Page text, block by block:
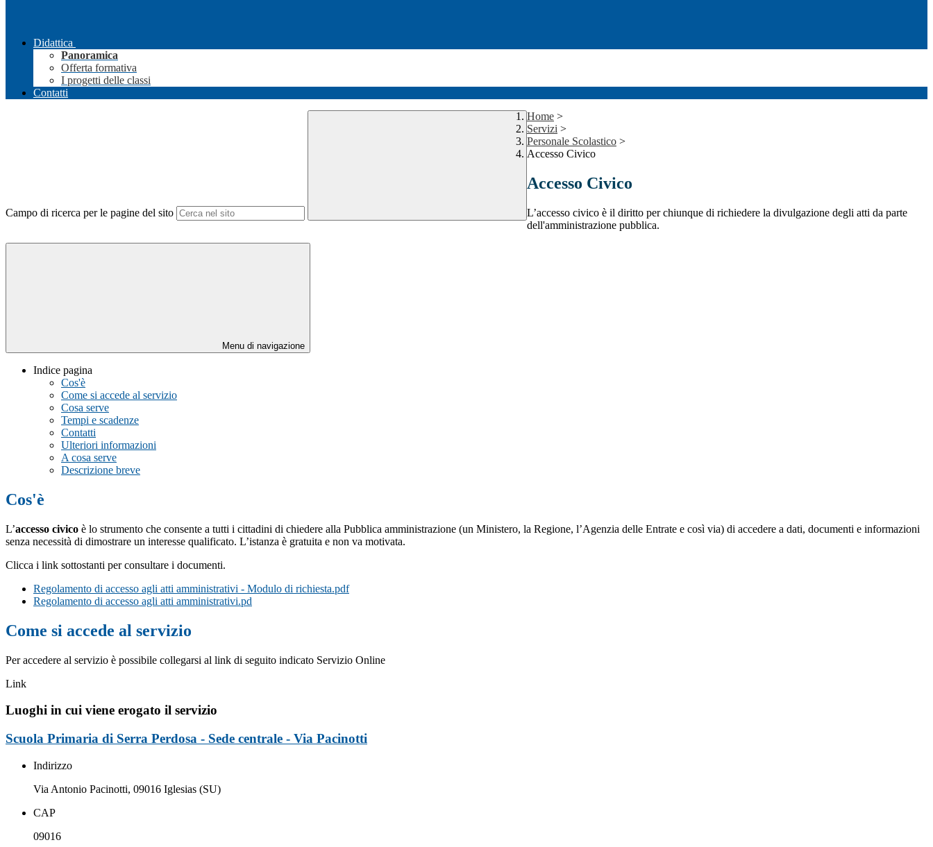
Didattica
Panoramica
Offerta formativa
I progetti delle classi
Contatti
Campo di ricerca per le pagine del sito
Home >
Servizi >
Personale Scolastico >
Accesso Civico
Accesso Civico
L’accesso civico è il diritto per chiunque di richiedere la divulgazione degli atti da parte
dell'amministrazione pubblica.
Menu di navigazione
Indice pagina
Cos'è
Come si accede al servizio
Cosa serve
Tempi e scadenze
Contatti
Ulteriori informazioni
A cosa serve
Descrizione breve
Cos'è
L’accesso civico è lo strumento che consente a tutti i cittadini di chiedere alla Pubblica amministrazione (un Ministero, la Regione, l’Agenzia delle Entrate e così via) di accedere a dati, documenti e informazioni
senza necessità di dimostrare un interesse qualificato. L’istanza è gratuita e non va motivata.
Clicca i link sottostanti per consultare i documenti.
Regolamento di accesso agli atti amministrativi - Modulo di richiesta.pdf
Regolamento di accesso agli atti amministrativi.pd
Come si accede al servizio
Per accedere al servizio è possibile collegarsi al link di seguito indicato Servizio Online
Link
Luoghi in cui viene erogato il servizio
Scuola Primaria di Serra Perdosa - Sede centrale - Via Pacinotti
Indirizzo
Via Antonio Pacinotti, 09016 Iglesias (SU)
CAP
09016